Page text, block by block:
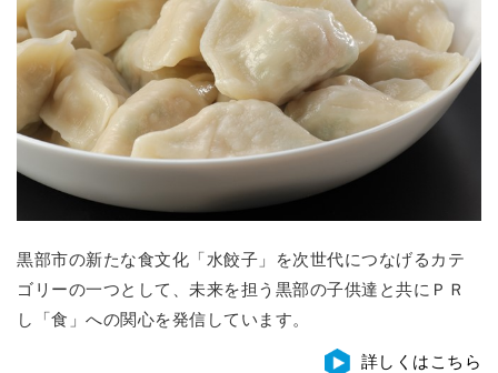
黒部市の新たな食文化「水餃子」を次世代につなげるカテ
ゴリーの一つとして、未来を担う黒部の子供達と共にＰＲ
し「食」への関心を発信しています。
詳しくはこちら